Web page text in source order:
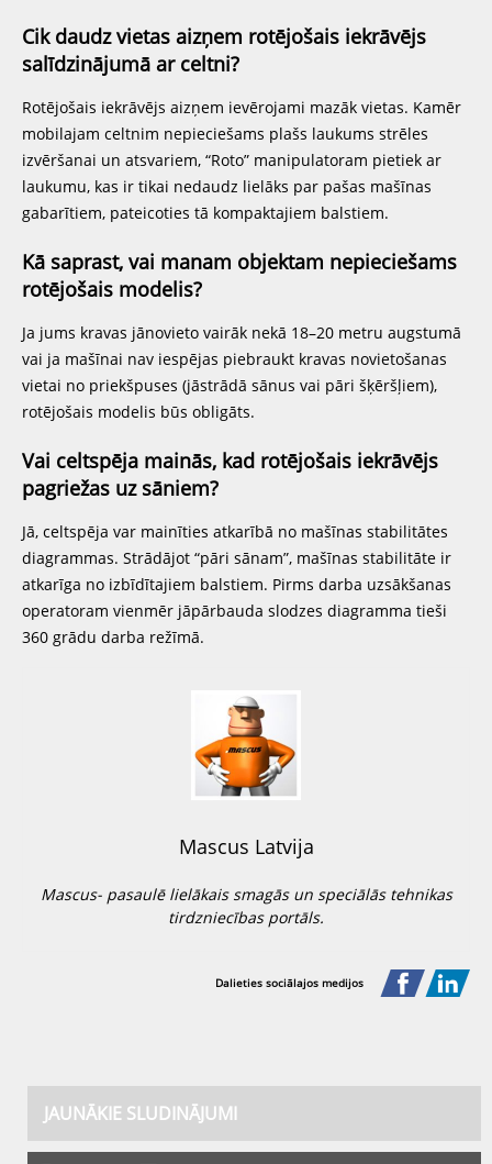
Cik daudz vietas aizņem rotējošais iekrāvējs
salīdzinājumā ar celtni?
Rotējošais iekrāvējs aizņem ievērojami mazāk vietas. Kamēr
mobilajam celtnim nepieciešams plašs laukums strēles
izvēršanai un atsvariem, “Roto” manipulatoram pietiek ar
laukumu, kas ir tikai nedaudz lielāks par pašas mašīnas
gabarītiem, pateicoties tā kompaktajiem balstiem.
Kā saprast, vai manam objektam nepieciešams
rotējošais modelis?
Ja jums kravas jānovieto vairāk nekā 18–20 metru augstumā
vai ja mašīnai nav iespējas piebraukt kravas novietošanas
vietai no priekšpuses (jāstrādā sānus vai pāri šķēršļiem),
rotējošais modelis būs obligāts.
Vai celtspēja mainās, kad rotējošais iekrāvējs
pagriežas uz sāniem?
Jā, celtspēja var mainīties atkarībā no mašīnas stabilitātes
diagrammas. Strādājot “pāri sānam”, mašīnas stabilitāte ir
atkarīga no izbīdītajiem balstiem. Pirms darba uzsākšanas
operatoram vienmēr jāpārbauda slodzes diagramma tieši
360 grādu darba režīmā.
Mascus Latvija
Mascus- pasaulē lielākais smagās un speciālās tehnikas
tirdzniecības portāls.
Dalieties sociālajos medijos
JAUNĀKIE SLUDINĀJUMI